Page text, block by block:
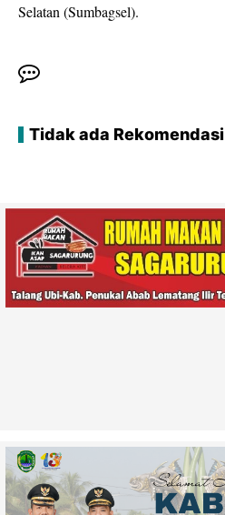
Selatan (Sumbagsel).
Tidak ada Rekomendasi